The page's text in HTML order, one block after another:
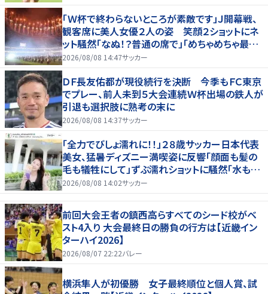
「Ｗ杯で終わらないところが素敵です」Ｊ開幕戦、
観客席に美人女優２人の姿 笑顔２ショットにネ
ット騒然「なぬ！？普通の席で」「めちゃめちゃ最上
級に可愛すぎ」
2026/08/08 14:47サッカー
ＤＦ長友佑都が現役続行を決断 今季もＦＣ東京
でプレー、前人未到５大会連続Ｗ杯出場の鉄人が
引退も選択肢に熟考の末に
2026/08/08 14:37サッカー
「全力でびしょ濡れに！！」２８歳サッカー日本代表
美女、猛暑ディズニー満喫姿に反響「顔面も髪の
毛も犠牲にして」ずぶ濡れショットに騒然「水も滴
る」「女優さんかと」
2026/08/08 14:02サッカー
前回大会王者の鎮西高らすべてのシード校がベ
スト4入り 大会最終日の勝負の行方は【近畿イン
ターハイ2026】
2026/08/07 22:22バレー
横浜隼人が初優勝 女子最終順位と個人賞、試